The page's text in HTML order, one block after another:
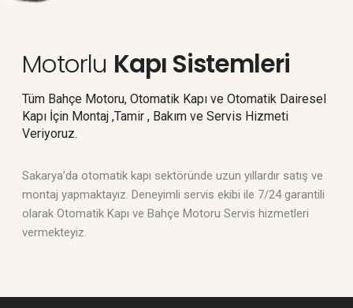
Motorlu Kapı Sistemleri
Tüm Bahçe Motoru, Otomatik Kapı ve Otomatik Dairesel
Kapı İçin Montaj ,Tamir , Bakım ve Servis Hizmeti
Veriyoruz.
Sakarya’da otomatik kapı sektöründe uzun yıllardır satış ve
montaj yapmaktayız. Deneyimli servis ekibi ile 7/24 garantili
olarak Otomatik Kapı ve Bahçe Motoru Servis hizmetleri
vermekteyiz.